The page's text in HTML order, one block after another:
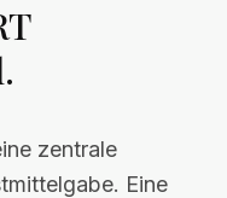
zentrale
Eine